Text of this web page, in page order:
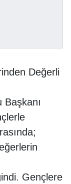
Değerli
Gençlere